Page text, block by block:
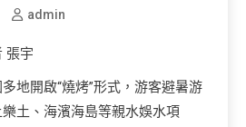
admin
張宇
地開啟“燒烤”形式，游客避暑游
土、海濱海島等親水娛水項